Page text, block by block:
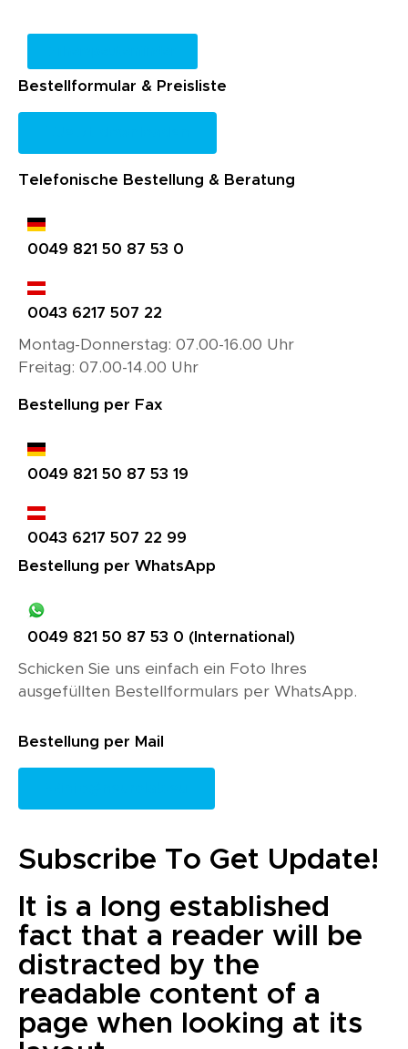
Bestellformular & Preisliste
Telefonische Bestellung & Beratung
0049 821 50 87 53 0
0043 6217 507 22
Montag-Donnerstag: 07.00-16.00 Uhr
Freitag: 07.00-14.00 Uhr
Bestellung per Fax
0049 821 50 87 53 19
0043 6217 507 22 99
Bestellung per WhatsApp
0049 821 50 87 53 0 (International)
Schicken Sie uns einfach ein Foto Ihres
ausgefüllten Bestellformulars per WhatsApp.
Bestellung per Mail
Subscribe To Get Update!
It is a long established
fact that a reader will be
distracted by the
readable content of a
page when looking at its